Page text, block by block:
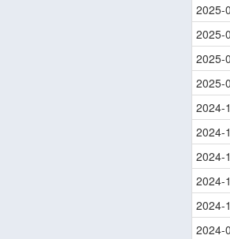
2025-
2025-
2025-
2025-
2024-
2024-
2024-
2024-
2024-
2024-